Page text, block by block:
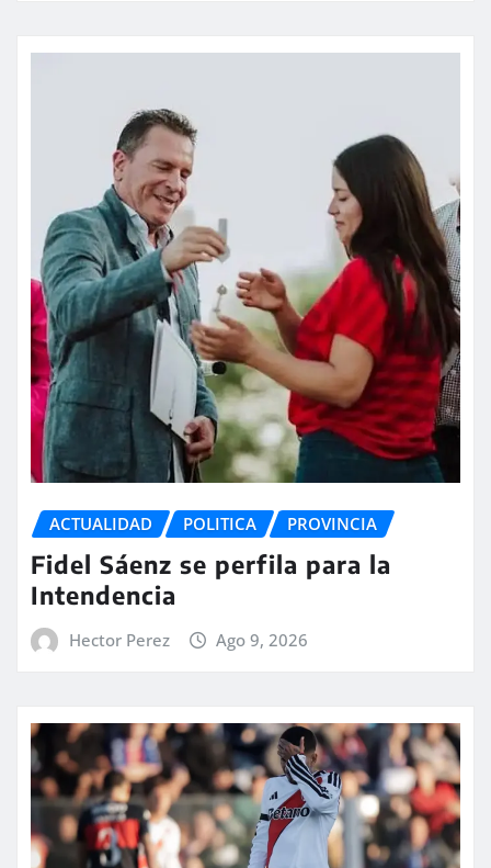
ACTUALIDAD POLITICA PROVINCIA
Fidel Sáenz se perfila para la
Intendencia
Hector Perez Ago 9, 2026